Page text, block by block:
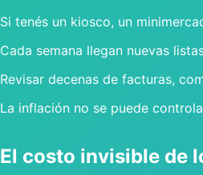
Si tenés un kiosco, un
Cada semana llegan nuevas
Revisar decenas de facturas,
La inflación no se puede
El costo invisible de